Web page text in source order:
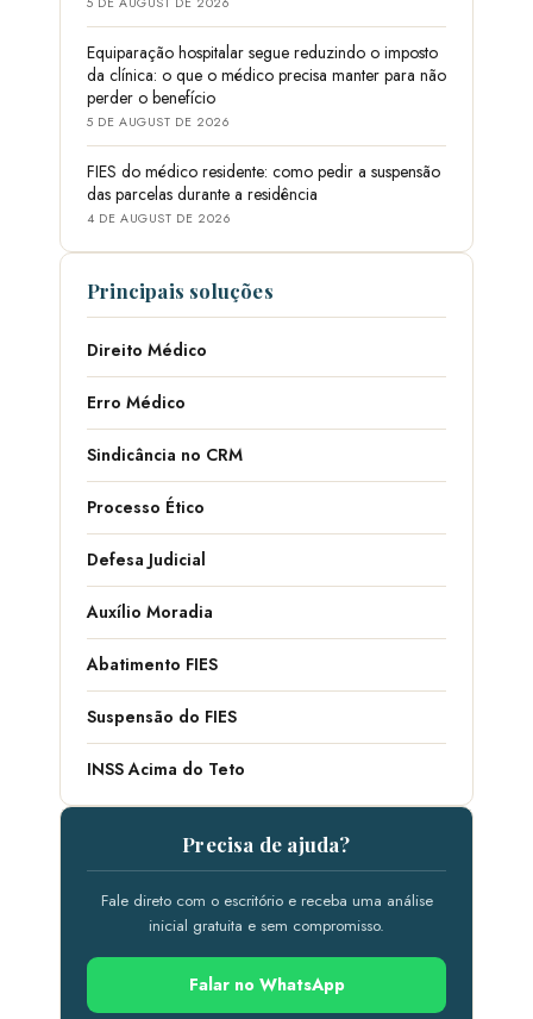
Equiparação hospitalar segue reduzindo o imposto
da clínica: o que o médico precisa manter para não
perder o benefício
5 DE AUGUST DE 2026
FIES do médico residente: como pedir a suspensão
das parcelas durante a residência
4 DE AUGUST DE 2026
Principais soluções
Direito Médico
Erro Médico
Sindicância no CRM
Processo Ético
Defesa Judicial
Auxílio Moradia
Abatimento FIES
Suspensão do FIES
INSS Acima do Teto
Precisa de ajuda?
Fale direto com o escritório e receba uma análise
inicial gratuita e sem compromisso.
Falar no WhatsApp